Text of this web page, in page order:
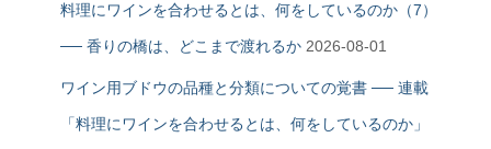
料理にワインを合わせるとは、何をしているのか（7）
── 香りの橋は、どこまで渡れるか 2026-08-01
ワイン用ブドウの品種と分類についての覚書 ── 連載
「料理にワインを合わせるとは、何をしているのか」